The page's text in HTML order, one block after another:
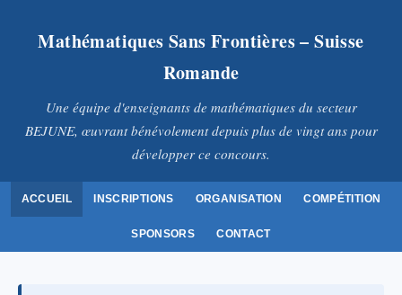
Mathématiques Sans Frontières – Suisse
Romande
Une équipe d'enseignants de mathématiques du secteur
BEJUNE, œuvrant bénévolement depuis plus de vingt ans pour
développer ce concours.
ACCUEIL INSCRIPTIONS ORGANISATION COMPÉTITION
SPONSORS CONTACT